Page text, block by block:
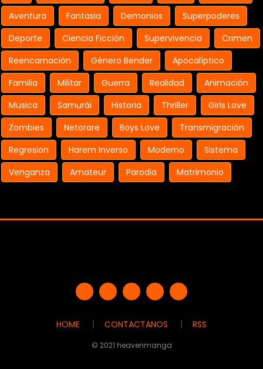
Aventura
Fantasia Demonios
Superpoderes
Deporte
Ciencia Ficción Supervivencia
Crimen
Reencarnación
Género Bender
Apocalíptico
Familia
Militar Guerra Realidad
Animación
Musica
Samurái Historia Thriller
Girls Love
Zombies
Netorare Boys Love
Transmigración
Regresion
Harem Inverso Moderno
Sistema
Venganza
Amateur Parodia Matrimonio
HOME CONTACTANOS RSS
© 2021 heavenmanga